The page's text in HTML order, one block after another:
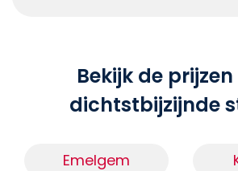
Bekijk de
dichtstbijzijnde
Emelgem